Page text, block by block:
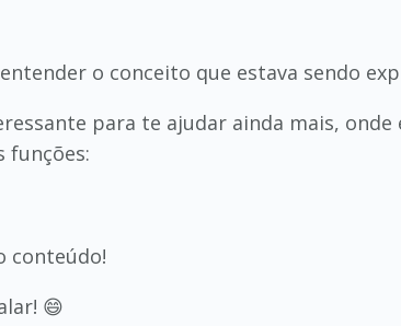
o conceito que estava sendo
para te ajudar ainda mais,
funções:
conteúdo!
😄